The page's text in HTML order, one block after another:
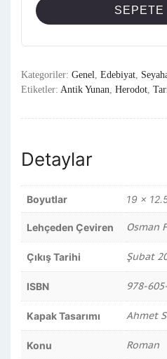
SEPETE
Kategoriler: Genel, Edebiyat,
Etiketler: Antik Yunan, Herodot,
Detaylar
Boyutlar 19 ×
Lehçeden Çeviren Osman
Çıkış Tarihi Şubat
ISBN 978-
Kapak Tasarımı Ahmet
Konu Roman